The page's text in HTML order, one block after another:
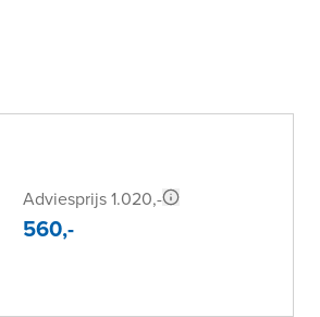
Adviesprijs 1.020,-
560,-